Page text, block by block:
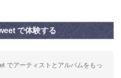
で体験する
でアーティストとアルバムをもっ